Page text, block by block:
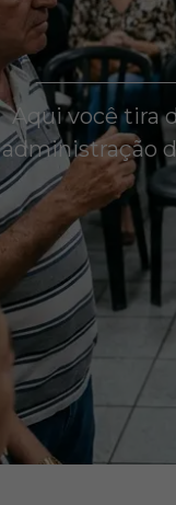
Aqui você tira
administração